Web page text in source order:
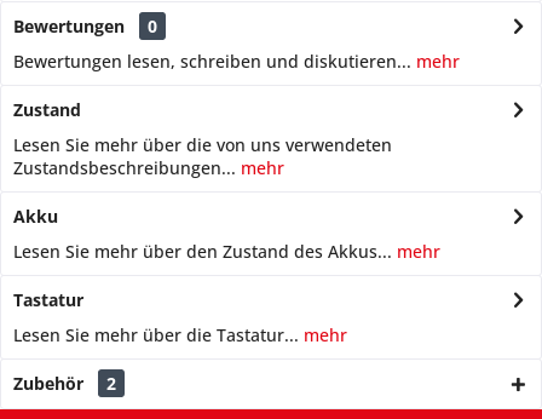
Bewertungen
0
Bewertungen lesen, schreiben und diskutieren... mehr
Zustand
Lesen Sie mehr über die von uns verwendeten
Zustandsbeschreibungen... mehr
Akku
Lesen Sie mehr über den Zustand des Akkus... mehr
Tastatur
Lesen Sie mehr über die Tastatur... mehr
Zubehör 2